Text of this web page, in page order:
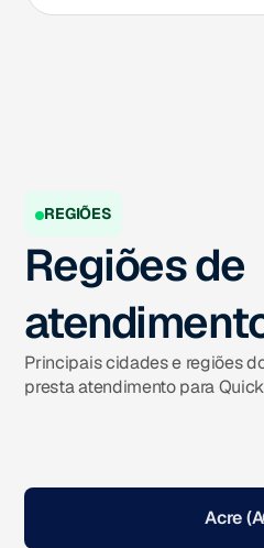
REGIÕES
Regiões de
Principais cidades e regiões
presta atendimento para
Acre